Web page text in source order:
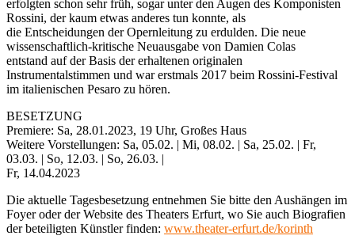
erfolgten schon sehr früh, sogar unter den Augen des Komponisten
Rossini, der kaum etwas anderes tun konnte, als
die Entscheidungen der Opernleitung zu erdulden. Die neue
wissenschaftlich-kritische Neuausgabe von Damien Colas
entstand auf der Basis der erhaltenen originalen
Instrumentalstimmen und war erstmals 2017 beim Rossini-Festival
im italienischen Pesaro zu hören.
BESETZUNG
Premiere: Sa, 28.01.2023, 19 Uhr, Großes Haus
Weitere Vorstellungen: Sa, 05.02. | Mi, 08.02. | Sa, 25.02. | Fr,
03.03. | So, 12.03. | So, 26.03. |
Fr, 14.04.2023
Die aktuelle Tagesbesetzung entnehmen Sie bitte den Aushängen im
Foyer oder der Website des Theaters Erfurt, wo Sie auch Biografien
der beteiligten Künstler finden: www.theater-erfurt.de/korinth